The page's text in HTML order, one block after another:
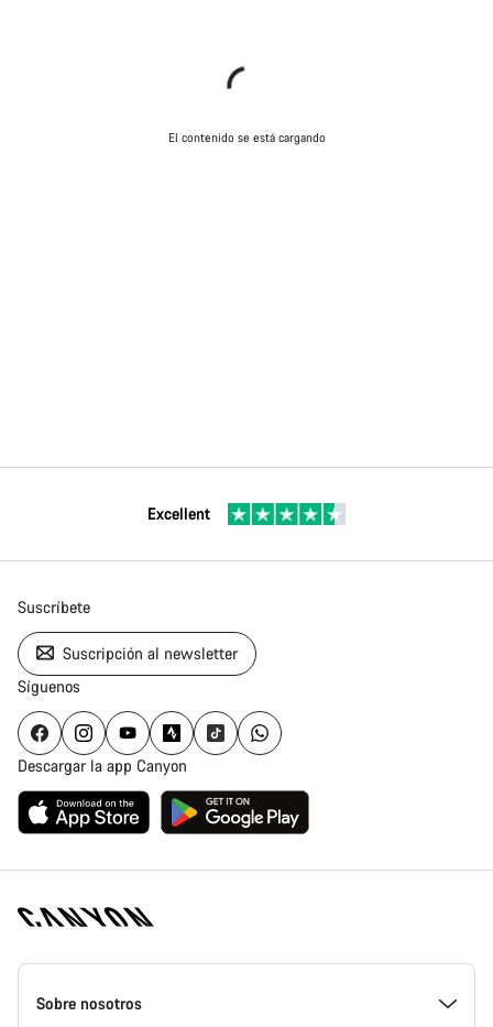
El contenido se está cargando
Excellent
Suscríbete
Suscripción al newsletter
Síguenos
Descargar la app Canyon
Canyon
Homepage
Sobre nosotros